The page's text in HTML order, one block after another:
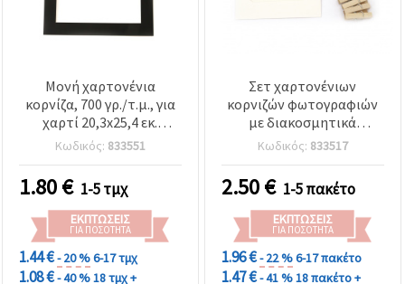
Μονή χαρτονένια
κορνίζα, 700 γρ./τ.μ., για
χαρτί 20,3x25,4 εκ.
(8x10“), εξωτερική
διάσταση 24,2x29,2 εκ.,
Κωδικός: 833551
1.80€ 1-5 τμχ
ΕΚΠΤΏΣΕΙΣ
ΓΙΑ ΠΟΣΌΤΗΤΑ
1.44 €- 20 %6-17 τμχ
1.08 €- 40 %18 τμχ +
Σετ χαρτονένιων
κορνιζών φωτογραφιών
με διακοσμητικά
μανταλάκια και λευκό
σπάγκο κάνναβης,
εξωτερικό μέγεθος
131x97 mm, 10 τεμ.
Κωδικός: 833517
2.50€ 1-5 πακέτο
ΕΚΠΤΏΣΕΙΣ
ΓΙΑ ΠΟΣΌΤΗΤΑ
1.96 €- 22 %6-17 πακέτο
1.47 €- 41 %18 πακέτο +